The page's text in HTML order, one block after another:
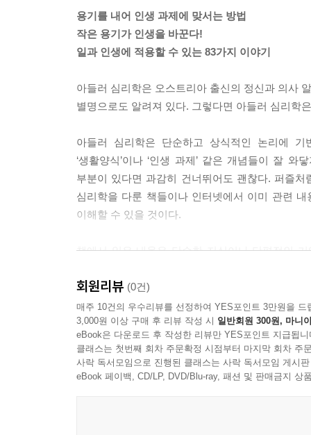
슬픔은 주로 무언가를 잃었을 때 생겨나는 감정
지배하기 위한 무기처럼 사용될 수 있다고 보았습
람은 그 순간 자존감이 높아지고 자신이 우월해
--- 「제2장_ 우리의 고민과 아들러 심리학 - 마음
다면, 그 친구가 다음에는 함께 놀자고 하지 않을
중간에 나서서 지적하거나 해결하려 들면, 아이
따른 결과를 직접 경험하도록 하는 방법이 바로 ‘자
--- 「제3장_ 우리의 고민과 아들러 심리학 - 친구
수 없지만, 미래는 자신의 선택으로 바꿀 수 있다는
--- 「제4장_ 아들러, 그 삶과 심리학」 중에서
마음과 몸, 의식과 무의식 역시 둘로 나뉜 별개의
들지 않는다’는 것은 마음과 몸이 함께 ‘공부하고
심리학(Individual Psychology)’이라는 이름을 붙
용기를 내어 인생 과제에 맞서는 방법
작은 용기가 인생을 바꾼다!
일과 인생에 적용할 수 있는 83가지 이야기
아들러 심리학은 오스트리아 출신의 정신과 의사
별명으로도 알려져 있다. 그렇다면 아들러 심리학
아들러 심리학은 단순하고 상식적인 논리에
‘생활양식’이나 ‘인생 과제’ 같은 개념들이 잘
부분이 있다면 과감히 건너뛰어도 괜찮다. 퍼즐
심리학을 다룬 책들이나 인터넷에서 이미 관련
이해할 수 있을 것이다.
책에서 읽은 내용은 단순한 지식이나 단편적인
아들러 심리학은 폭 넓은 영역을 다루고 있어 누
전문가 등 누구나 활용할 수 있다는 뜻이며, ‘어떤
있다는 의미다. 다소 과장처럼 들릴지도 모르
심리학을 연구했다. 그 덕분에 그의 심리학은 다
적용해 보자.
회원리뷰 (0건)
매주 10건의 우수리뷰를 선정하여 YES포인트 3만원을 드
3,000원 이상 구매 후 리뷰 작성 시 일반회원 300원, 마니
eBook은 다운로드 후 작성한 리뷰만 YES포인트 지급됩니
클래스는 첫번째 회차 주문확정 시점부터 마지막 회차 주
사락 독서모임으로 진행된 클래스는 사락 독서모임 게시
eBook 페이백, CD/LP, DVD/Blu-ray, 패션 및 판매금지 상